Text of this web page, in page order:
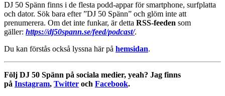
DJ 50 Spänn finns i de flesta podd-appar för smartphone, surfplatta
och dator. Sök bara efter ”DJ 50 Spänn” och glöm inte att
prenumerera. Om det inte funkar, är detta RSS-feeden som
gäller: https://dj50spann.se/feed/podcast/.
Du kan förstås också lyssna här på hemsidan.
Följ DJ 50 Spänn på sociala medier, yeah? Jag finns
på Instagram, Twitter och Facebook.